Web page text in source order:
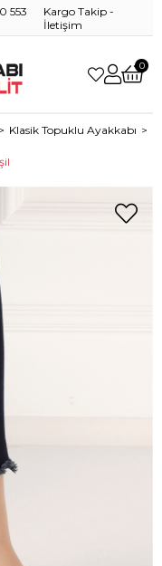
553
Kargo Takip -
İletişim
0
Klasik Topuklu Ayakkabı